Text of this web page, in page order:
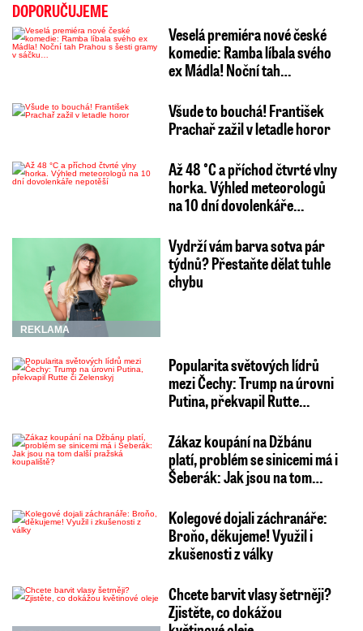
DOPORUČUJEME
Veselá premiéra nové české
komedie: Ramba líbala svého
ex Mádla! Noční tah…
Všude to bouchá! František
Prachař zažil v letadle horor
Až 48 °C a příchod čtvrté vlny
horka. Výhled meteorologů
na 10 dní dovolenkáře…
REKLAMA
Vydrží vám barva sotva pár
týdnů? Přestaňte dělat tuhle
chybu
Popularita světových lídrů
mezi Čechy: Trump na úrovni
Putina, překvapil Rutte…
Zákaz koupání na Džbánu
platí, problém se sinicemi má i
Šeberák: Jak jsou na tom…
Kolegové dojali záchranáře:
Broňo, děkujeme! Využil i
zkušenosti z války
Chcete barvit vlasy šetrněji?
Zjistěte, co dokážou